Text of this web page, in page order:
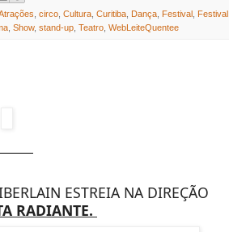
circo Cultura Curitiba Dança Festival Festival
Show, stand-up Teatro WebLeiteQuentee
ESTREIA NA DIREÇÃO
RADIANTE.